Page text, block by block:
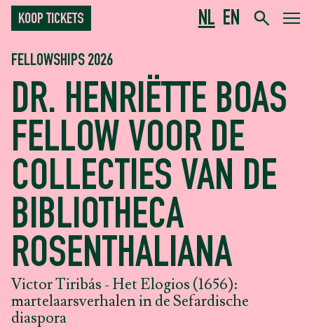
NL EN
KOOP TICKETS
FELLOWSHIPS 2026
DR. HENRIËTTE BOAS
FELLOW VOOR DE
COLLECTIES VAN DE
BIBLIOTHECA
ROSENTHALIANA
Victor Tiribás - Het Elogios (1656):
martelaarsverhalen in de Sefardische
diaspora